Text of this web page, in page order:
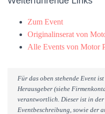
Zum Event
Originalinserat von
Alle Events von Motor
Für das oben stehende Event
Herausgeber (siehe
verantwortlich. Dieser ist in
Eventbeschreibung, sowie der